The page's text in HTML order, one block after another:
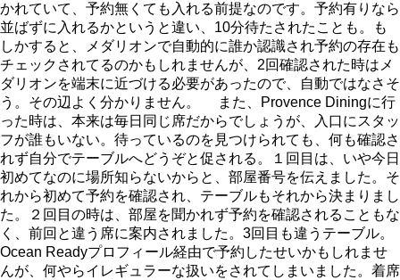
かれていて、予約無くても入れる前提なのです。予約有りなら
並ばずに入れるかというと違い、10分待たされたことも。も
しかすると、メダリオンで自動的に誰か認識され予約の存在も
チェックされてるのかもしれませんが、2回確認された時はメ
ダリオンを端末に近づける必要があったので、自動ではなさそ
う。その辺よく分かりません。 また、Provence Diningに行
った時は、本来は毎日同じ席だからでしょうが、入口にスタッ
フが誰もいない。待っているのを見つけられても、何も確認さ
れず自分でテーブルへどうぞと促される。１回目は、いや今日
初めてなのに場所知らないからと、部屋番号を伝えました。そ
れから初めて予約を確認され、テーブルもそれから決まりまし
た。２回目の時は、部屋を聞かれず予約を確認されることもな
く、前回と違う席に案内されました。3回目も違うテーブル。
Ocean Readyプロフィール経由で予約したせいかもしれませ
んが、何やらイレギュラーな扱いをされてしまいました。着席